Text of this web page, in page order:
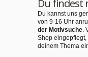
Du findest
Du kannst uns
von 9-16 Uhr
der Motivsuche.
Shop eingepflegt,
deinem Thema